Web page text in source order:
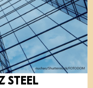
STEEL